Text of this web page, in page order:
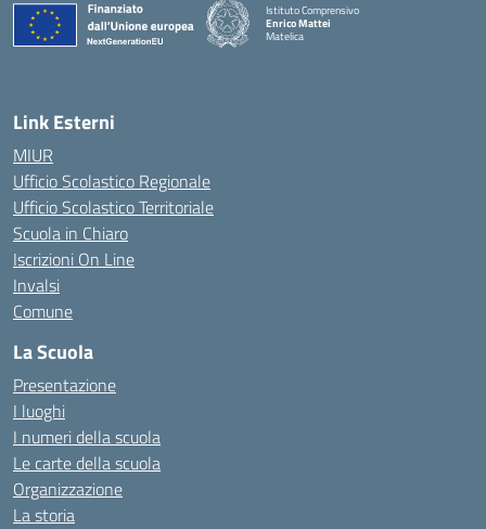
Istituto Comprensivo
Enrico Mattei
Matelica
Link Esterni
MIUR
Ufficio Scolastico Regionale
Ufficio Scolastico Territoriale
Scuola in Chiaro
Iscrizioni On Line
Invalsi
Comune
La Scuola
Presentazione
I luoghi
I numeri della scuola
Le carte della scuola
Organizzazione
La storia